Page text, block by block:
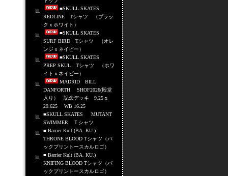
■SKULL SKATES
REDLINE Tシャツ （ブラッ
クｘホワイト）
■SKULL SKATES
SURF BIRD Tシャツ （オレ
ンジｘネイビー）
■SKULL SKATES
PREP SKUL Tシャツ （ホワ
イトｘネイビー）
MADRID BILL
DANFORTH SHOF2026(殿堂
入り） 記念デッキ 9.25 x
29.625 WB 16.25
■SKULL SKATES MUTANT
SWIMMER Ｔシャツ
■ Barrier Kult (BA. KU.)
THRONE BLOOD Tシャツ（バ
ックプリントースカルロゴ）
■ Barrier Kult (BA. KU.)
KNIFING BLOOD Tシャツ（バ
ックプリントースカルロゴ）